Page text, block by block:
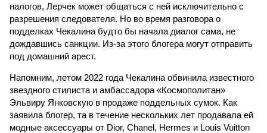
налогов, Лерчек может общаться с ней исключительно с
разрешения следователя. Но во время разговора о
подделках Чекалина будто бы начала диалог сама, не
дождавшись санкции. Из-за этого блогера могут отправить
под домашний арест.
Напомним, летом 2022 года Чекалина обвинила известного
звездного стилиста и амбассадора «Космополитан»
Эльвиру Янковскую в продаже поддельных сумок. Как
заявила блогер, та в течение нескольких лет продавала ей
модные аксессуары от Dior, Chanel, Hermes и Louis Vuitton